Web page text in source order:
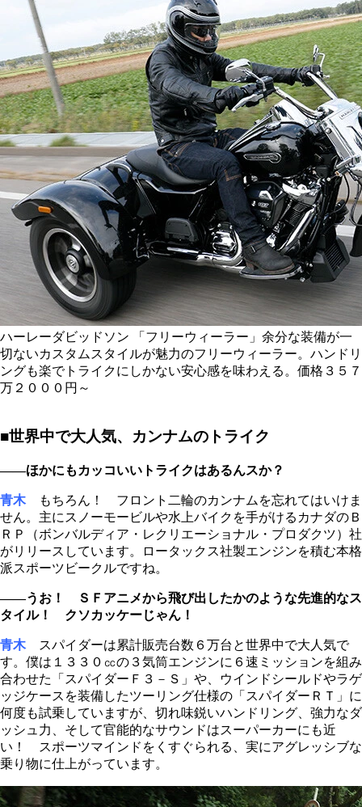
ハーレーダビッドソン 「フリーウィーラー」余分な装備が一
切ないカスタムスタイルが魅力のフリーウィーラー。ハンドリ
ングも楽でトライクにしかない安心感を味わえる。価格３５７
万２０００円～
■世界中で大人気、カンナムのトライク
――ほかにもカッコいいトライクはあるんスか？
青木もちろん！ フロント二輪のカンナムを忘れてはいけま
せん。主にスノーモービルや水上バイクを手がけるカナダのＢ
ＲＰ（ボンバルディア・レクリエーショナル・プロダクツ）社
がリリースしています。ロータックス社製エンジンを積む本格
派スポーツビークルですね。
――うお！ ＳＦアニメから飛び出したかのような先進的なス
タイル！ クソカッケーじゃん！
青木スパイダーは累計販売台数６万台と世界中で大人気で
す。僕は１３３０㏄の３気筒エンジンに６速ミッションを組み
合わせた「スパイダーＦ３－Ｓ」や、ウインドシールドやラゲ
ッジケースを装備したツーリング仕様の「スパイダーＲＴ」に
何度も試乗していますが、切れ味鋭いハンドリング、強力なダ
ッシュ力、そして官能的なサウンドはスーパーカーにも近
い！ スポーツマインドをくすぐられる、実にアグレッシブな
乗り物に仕上がっています。